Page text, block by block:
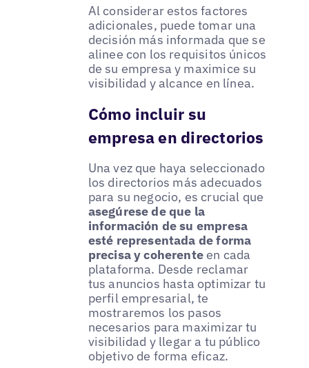
Al considerar estos factores
adicionales, puede tomar una
decisión más informada que se
alinee con los requisitos únicos
de su empresa y maximice su
visibilidad y alcance en línea.
Cómo incluir su
empresa en directorios
Una vez que haya seleccionado
los directorios más adecuados
para su negocio, es crucial que
asegúrese de que la
información de su empresa
esté representada de forma
precisa y coherente en cada
plataforma. Desde reclamar
tus anuncios hasta optimizar tu
perfil empresarial, te
mostraremos los pasos
necesarios para maximizar tu
visibilidad y llegar a tu público
objetivo de forma eficaz.